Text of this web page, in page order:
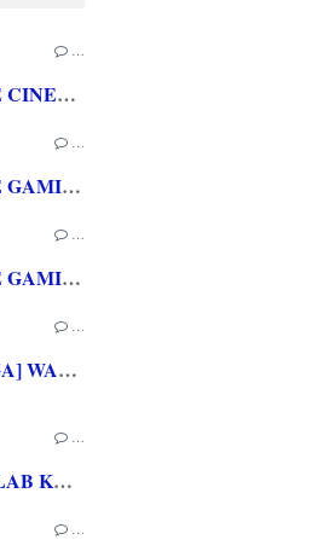
…
[REVUE LIVRE CINEMA] FAST & FURIOUS d' Arnaud BRIAND aux éditions CASA
…
[REVUE LIVRE GAMING] PRESS START - Le Japon des jeux vidéo aux éditions NUINUI
…
[REVUE LIVRE GAMING] - RETRO - ARCADE CLASSICS - La grande histoire des bornes de jeux vidéo aux éditions CASA
…
[REVUE MANGA] WARCRAFT LE PUITS DE SOLEIL - La chasse au dragon chez Mana Books
…
[TEST] THE G-LAB KEYZ ELITE 400 HE PC
…